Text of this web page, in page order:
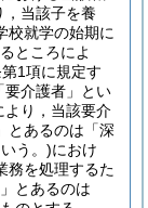
，当該子を養
校就学の始期に
ところによ
1項に規定す
要介護者」とい
より，当該要介
とあるのは「深
う。)におけ
務を処理するた
とあるのは